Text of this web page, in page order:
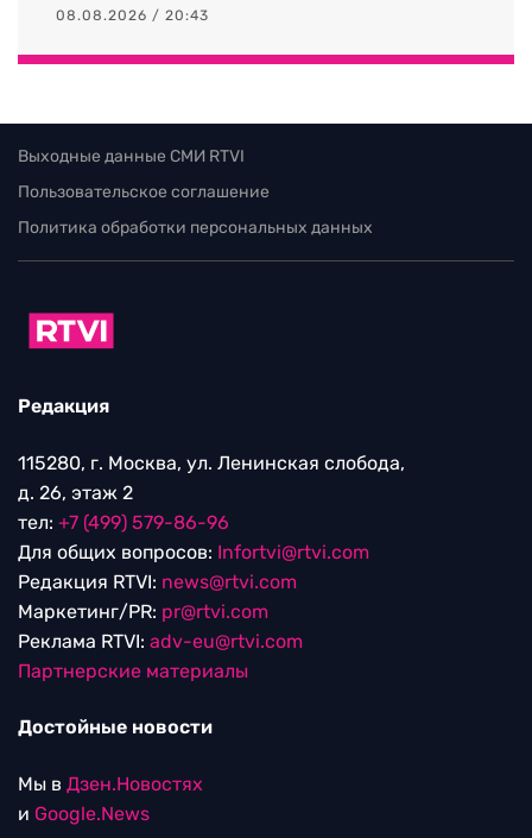
08.08.2026 / 20:43
Выходные данные СМИ RTVI
Пользовательское соглашение
Политика обработки персональных данных
Редакция
115280, г. Москва, ул. Ленинская слобода,
д. 26, этаж 2
тел: +7 (499) 579-86-96
Для общих вопросов: Infortvi@rtvi.com
Редакция RTVI: news@rtvi.com
Маркетинг/PR: pr@rtvi.com
Реклама RTVI: adv-eu@rtvi.com
Партнерские материалы
Достойные новости
Мы в Дзен.Новостях
и Google.News